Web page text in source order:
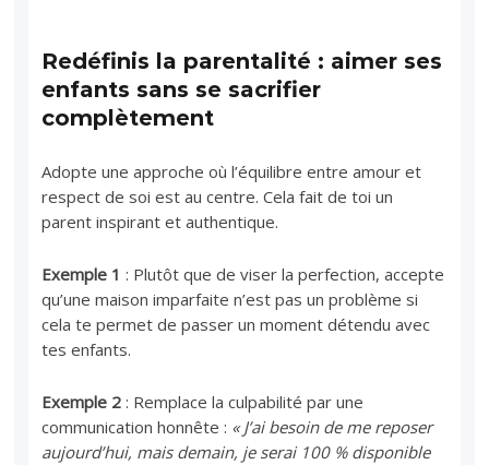
Redéfinis la parentalité : aimer ses
enfants sans se sacrifier
complètement
Adopte une approche où l’équilibre entre amour et
respect de soi est au centre. Cela fait de toi un
parent inspirant et authentique.
Exemple 1 : Plutôt que de viser la perfection, accepte
qu’une maison imparfaite n’est pas un problème si
cela te permet de passer un moment détendu avec
tes enfants.
Exemple 2 : Remplace la culpabilité par une
communication honnête : « J’ai besoin de me reposer
aujourd’hui, mais demain, je serai 100 % disponible